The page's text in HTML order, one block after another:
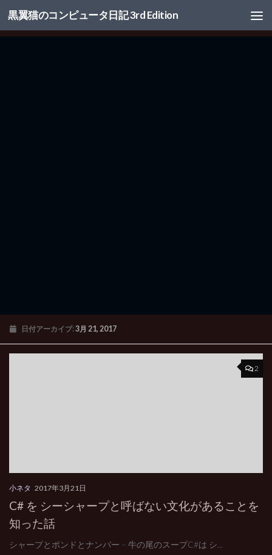
コンテンツへスキップ
黒翼猫のコンピュータ日記 3rd Edition
日付アーカイブ:3月 21, 2017
2
小ネタ 2017年3月21日
C# を シーシャープと呼ばない文化があることを
知った話
シャープとポンドとナンバー – 牛の尾のスープC#は シ...